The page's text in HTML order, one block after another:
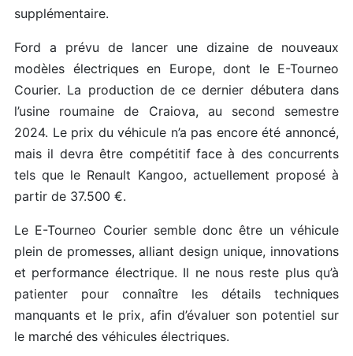
supplémentaire.
Ford a prévu de lancer une dizaine de nouveaux
modèles électriques en Europe, dont le E-Tourneo
Courier. La production de ce dernier débutera dans
l’usine roumaine de Craiova, au second semestre
2024. Le prix du véhicule n’a pas encore été annoncé,
mais il devra être compétitif face à des concurrents
tels que le Renault Kangoo, actuellement proposé à
partir de 37.500 €.
Le E-Tourneo Courier semble donc être un véhicule
plein de promesses, alliant design unique, innovations
et performance électrique. Il ne nous reste plus qu’à
patienter pour connaître les détails techniques
manquants et le prix, afin d’évaluer son potentiel sur
le marché des véhicules électriques.